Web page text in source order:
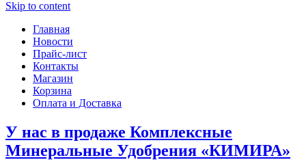
Skip to content
Главная
Новости
Прайс-лист
Контакты
Магазин
Корзина
Оплата и Доставка
У нас в продаже Комплексные
Минеральные Удобрения «КИМИРА»